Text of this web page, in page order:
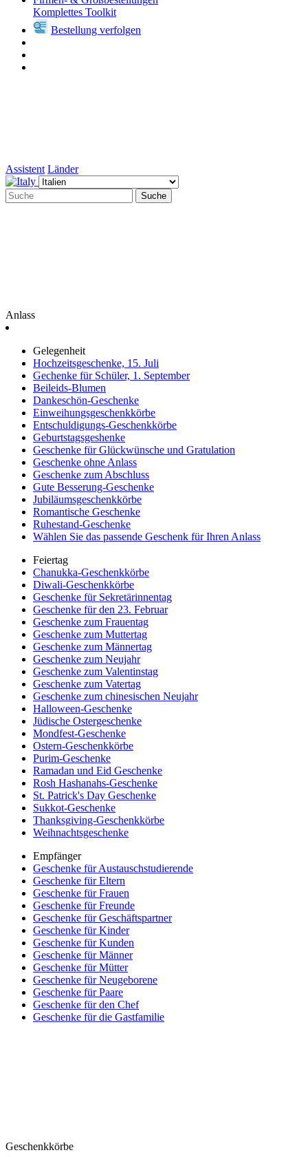
Komplettes Toolkit
Bestellung verfolgen
Assistent Länder
Suche
Anlass
Gelegenheit
Hochzeitsgeschenke, 15. Juli
Gechenke für Schüler, 1. September
Beileids-Blumen
Dankeschön-Geschenke
Einweihungsgeschenkkörbe
Entschuldigungs-Geschenkkörbe
Geburtstagsgeshenke
Geschenke für Glückwünsche und Gratulation
Geschenke ohne Anlass
Geschenke zum Abschluss
Gute Besserung-Geschenke
Jubiläumsgeschenkkörbe
Romantische Geschenke
Ruhestand-Geschenke
Wählen Sie das passende Geschenk für Ihren Anlass
Feiertag
Chanukka-Geschenkkörbe
Diwali-Geschenkkörbe
Geschenke für Sekretärinnentag
Geschenke für den 23. Februar
Geschenke zum Frauentag
Geschenke zum Muttertag
Geschenke zum Männertag
Geschenke zum Neujahr
Geschenke zum Valentinstag
Geschenke zum Vatertag
Geschenke zum chinesischen Neujahr
Halloween-Geschenke
Jüdische Ostergeschenke
Mondfest-Geschenke
Ostern-Geschenkkörbe
Purim-Geschenke
Ramadan und Eid Geschenke
Rosh Hashanahs-Geschenke
St. Patrick's Day Geschenke
Sukkot-Geschenke
Thanksgiving-Geschenkkörbe
Weihnachtsgeschenke
Empfänger
Geschenke für Austauschstudierende
Geschenke für Eltern
Geschenke für Frauen
Geschenke für Freunde
Geschenke für Geschäftspartner
Geschenke für Kinder
Geschenke für Kunden
Geschenke für Männer
Geschenke für Mütter
Geschenke für Neugeborene
Geschenke für Paare
Geschenke für den Chef
Geschenke für die Gastfamilie
Geschenkkörbe